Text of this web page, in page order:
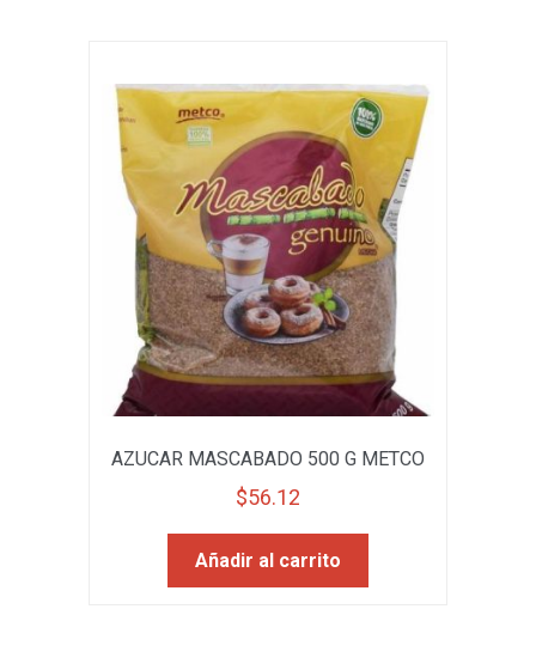
AZUCAR MASCABADO 500 G METCO
$56.12
Añadir al carrito